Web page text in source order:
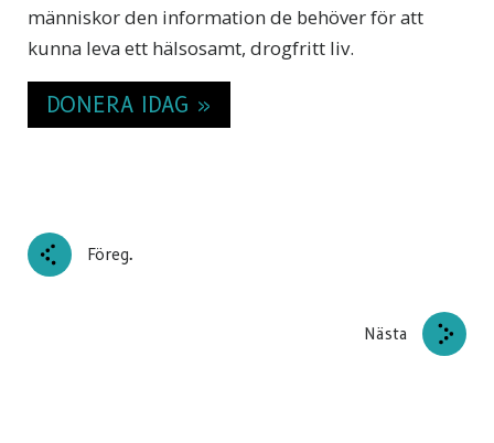
människor den information de behöver för att
kunna leva ett hälsosamt, drogfritt liv.
DONERA IDAG »
Föreg.
Nästa